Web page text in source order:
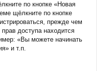
по кнопке «Новая
щёлкните по кнопке
прежде чем
доступа находится
«Вы можете начинать
и т.п.